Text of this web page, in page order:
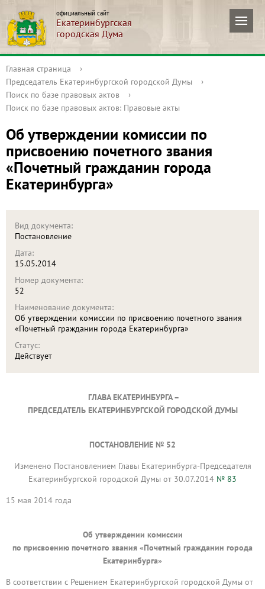
официальный сайт
Екатеринбургская
городская Дума
Главная страница
›
Председатель Екатеринбургской городской Думы
›
Поиск по базе правовых актов
›
Поиск по базе правовых актов: Правовые акты
Об утверждении комиссии по
присвоению почетного звания
«Почетный гражданин города
Екатеринбурга»
Вид документа:
Постановление
Дата:
15.05.2014
Номер документа:
52
Наименование документа:
Об утверждении комиссии по присвоению почетного звания
«Почетный гражданин города Екатеринбурга»
Статус:
Действует
ГЛАВА ЕКАТЕРИНБУРГА –
ПРЕДСЕДАТЕЛЬ ЕКАТЕРИНБУРГСКОЙ ГОРОДСКОЙ ДУМЫ
ПОСТАНОВЛЕНИЕ № 52
Изменено Постановлением Главы Екатеринбурга-Председателя
Екатеринбургской городской Думы от 30.07.2014 № 83
15 мая 2014 года
Об утверждении комиссии
по присвоению почетного звания «Почетный гражданин города
Екатеринбурга»
В соответствии с Решением Екатеринбургской городской Думы от